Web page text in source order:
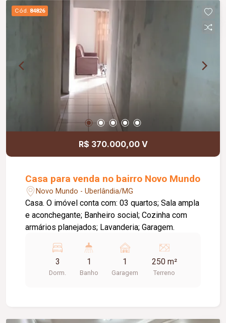
Cód. 84826
R$ 370.000,00 V
Casa para venda no bairro Novo Mundo
Novo Mundo - Uberlândia/MG
Casa. O imóvel conta com: 03 quartos; Sala ampla
e aconchegante; Banheiro social; Cozinha com
armários planejados; Lavanderia; Garagem.
3
Dorm.
1
Banho
1
Garagem
250 m²
Terreno